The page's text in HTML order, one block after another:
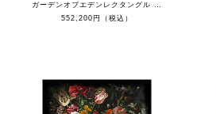
ガーデンオブエデンレクタングル 200×300
552,200円（税込）